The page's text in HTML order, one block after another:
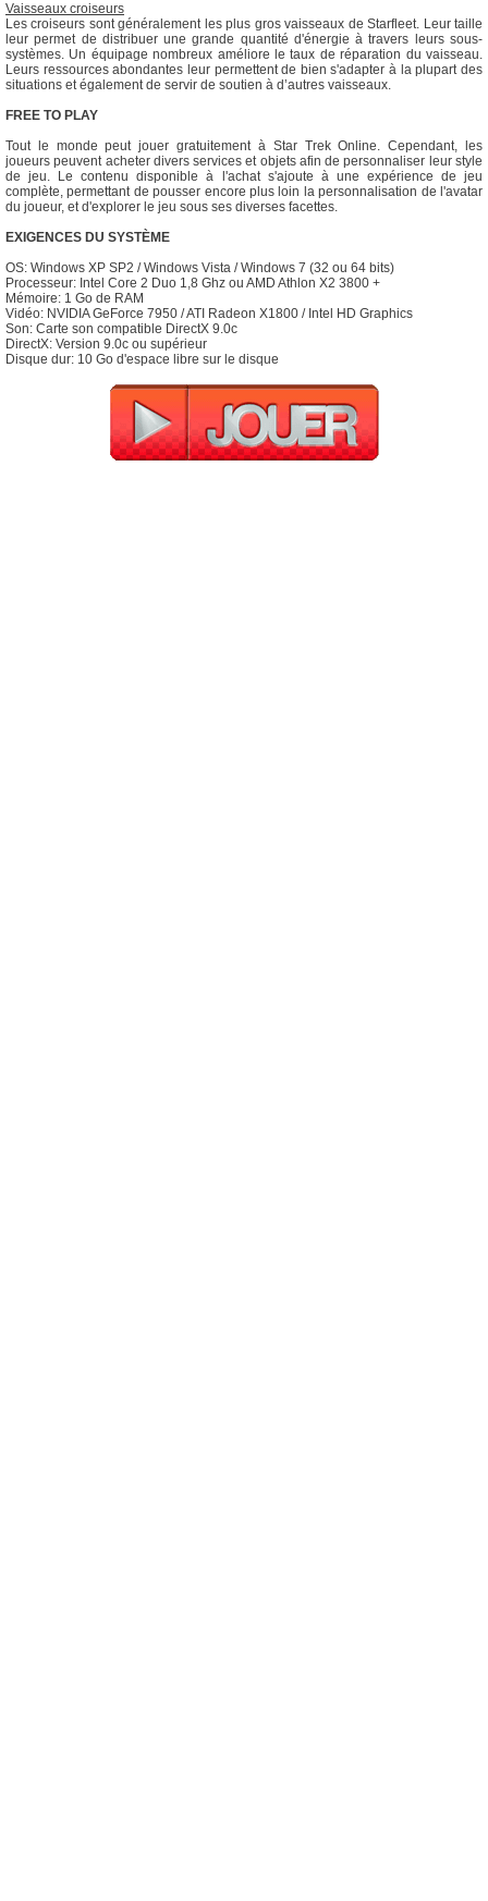
Vaisseaux croiseurs
Les croiseurs sont généralement les plus gros vaisseaux de Starfleet. Leur taille
leur permet de distribuer une grande quantité d'énergie à travers leurs sous-
systèmes. Un équipage nombreux améliore le taux de réparation du vaisseau.
Leurs ressources abondantes leur permettent de bien s'adapter à la plupart des
situations et également de servir de soutien à d’autres vaisseaux.
FREE TO PLAY
Tout le monde peut jouer gratuitement à Star Trek Online. Cependant, les
joueurs peuvent acheter divers services et objets afin de personnaliser leur style
de jeu. Le contenu disponible à l'achat s'ajoute à une expérience de jeu
complète, permettant de pousser encore plus loin la personnalisation de l'avatar
du joueur, et d'explorer le jeu sous ses diverses facettes.
EXIGENCES DU SYSTÈME
OS: Windows XP SP2 / Windows Vista / Windows 7 (32 ou 64 bits)
Processeur: Intel Core 2 Duo 1,8 Ghz ou AMD Athlon X2 3800 +
Mémoire: 1 Go de RAM
Vidéo: NVIDIA GeForce 7950 / ATI Radeon X1800 / Intel HD Graphics
Son: Carte son compatible DirectX 9.0c
DirectX: Version 9.0c ou supérieur
Disque dur: 10 Go d'espace libre sur le disque